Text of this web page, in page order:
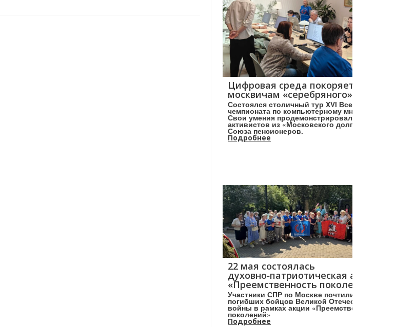
Цифровая среда покоряется
москвичам «серебряного» возраста!
Состоялся столичный тур XVI Всероссийского
чемпионата по компьютерному многоборью.
Свои умения продемонстрировали более 160
активистов из «Московского долголетия» и
Союза пенсионеров.
Подробнее
22 мая состоялась
духовно‑патриотическая акция
«Преемственность поколений»
Участники СПР по Москве почтили память
погибших бойцов Великой Отечественной
войны в рамках акции «Преемственность
поколений»
Подробнее